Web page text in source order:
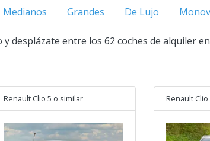
Medianos Grandes De Lujo
y desplázate entre los 62 coches de alquiler
Renault Clio 5 o similar Renault